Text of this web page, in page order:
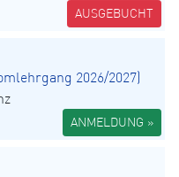
AUSGEBUCHT
2026/2027)
ANMELDUNG »